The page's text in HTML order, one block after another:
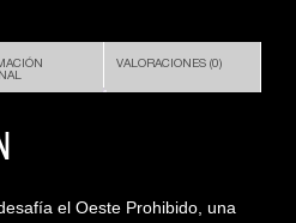
VALORACIONES (0)
el Oeste Prohibido, una